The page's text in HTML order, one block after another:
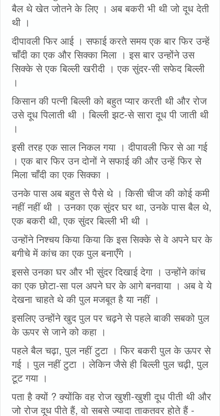
बैल थे खेत जोतने के लिए । अब बकरी भी थी जो दूध देती
थी ।
दीपावली फिर आई । सफाई करते समय एक बार फिर उन्हें
चाँदी का एक और सिक्का मिला । इस बार उन्होंने उस
सिक्के से एक बिल्ली खरीदी । एक सुंदर-सी सफेद बिल्ली
।
किसान की पत्नी बिल्ली को बहुत प्यार करती थी और रोज
उसे दूध पिलाती थी । बिल्ली झट-से सारा दूध पी जाती थी
।
इसी तरह एक साल निकल गया । दीपावली फिर से आ गई
। एक बार फिर उन दोनों ने सफाई की और उन्हें फिर से
मिला चाँदी का एक सिक्का ।
उनके पास अब बहुत से पैसे थे । किसी चीज की कोई कमी
नहीं नहीं थी । उनका एक सुंदर घर था, उनके पास बैल थे,
एक बकरी थी, एक सुंदर बिल्ली भी थी ।
उन्होंने निश्चय किया किया कि इस सिक्के से वे अपने घर के
बगीचे में कांच का एक पुल बनाएँगे ।
इससे उनका घर और भी सुंदर दिखाई देगा । उन्होंने कांच
का एक छोटा-सा पल अपने घर के आगे बनवाया । अब वे ये
देखना चाहते थे की पुल मजबूत है या नहीं ।
इसलिए उन्होंने खुद पुल पर चढ़ने से पहले बाकी सबको पुल
के ऊपर से जाने को कहा ।
पहले बैल चढ़ा, पुल नहीं टुटा । फिर बकरी पुल के ऊपर से
गई । पुल नहीं टुटा । लेकिन जैसे ही बिल्ली पुल चढ़ी, पुल
टूट गया ।
पता है क्यों ? क्योंकि वह रोज खुशी-खुशी दूध पीती थी और
जो रोज दूध पीते हैं, वो सबसे ज्यादा ताकतवर होते हैं -